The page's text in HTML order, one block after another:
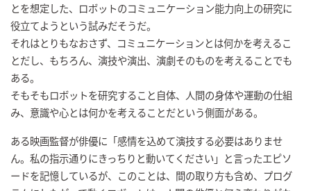
とを想定した、ロボットのコミュニケーション能力向上の研究に
役立てようという試みだそうだ。
それはとりもなおさず、コミュニケーションとは何かを考えるこ
とだし、もちろん、演技や演出、演劇そのものを考えることでも
ある。
そもそもロボットを研究すること自体、人間の身体や運動の仕組
み、意識や心とは何かを考えることだという側面がある。
ある映画監督が俳優に「感情を込めて演技する必要はありませ
ん。私の指示通りにきっちりと動いてください」と言ったエピソ
ードを記憶しているが、このことは、間の取り方も含め、プログ